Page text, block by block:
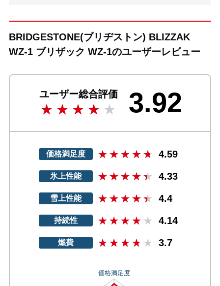
BRIDGESTONE(ブリヂストン) BLIZZAK
WZ-1 ブリザック WZ-1のユーザーレビュー
ユーザー総合評価 3.92
価格満足度 4.59
氷上性能 4.33
雪上性能 4.4
持続性 4.14
燃費 3.7